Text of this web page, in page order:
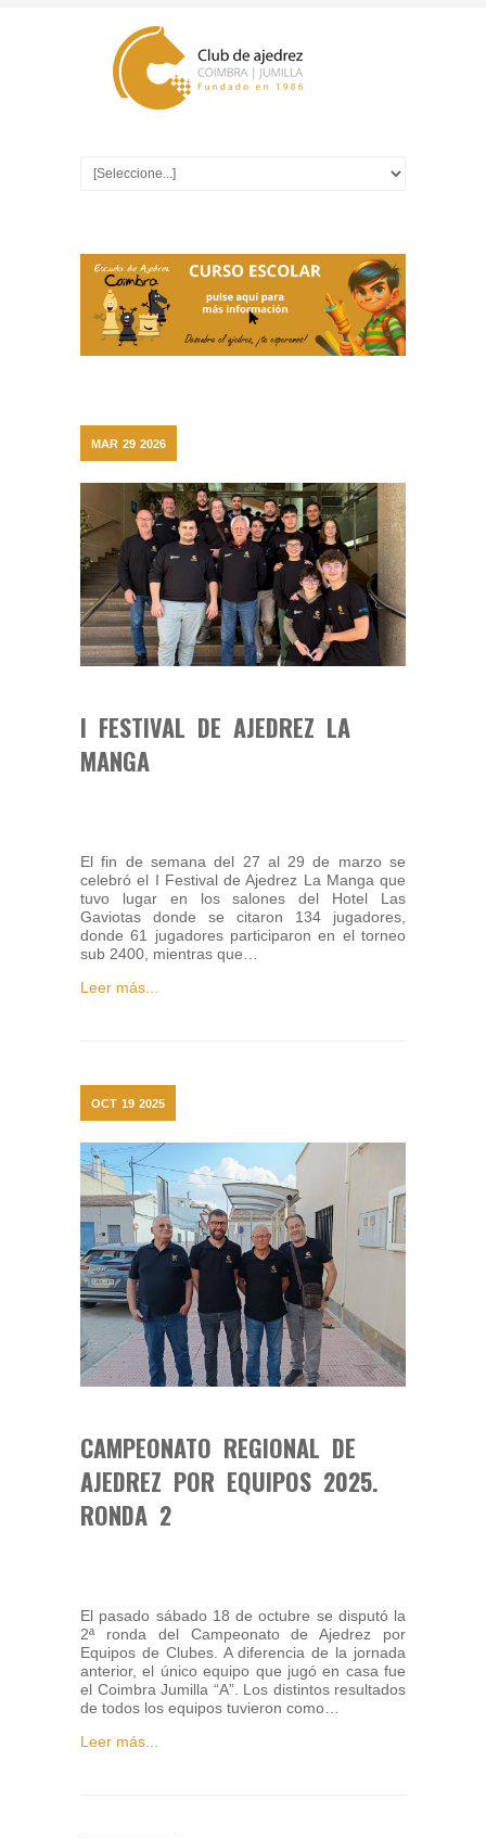
MAR 29 2026
I FESTIVAL DE AJEDREZ LA
MANGA
El fin de semana del 27 al 29 de marzo se
celebró el I Festival de Ajedrez La Manga que
tuvo lugar en los salones del Hotel Las
Gaviotas donde se citaron 134 jugadores,
donde 61 jugadores participaron en el torneo
sub 2400, mientras que…
Leer más...
OCT 19 2025
CAMPEONATO REGIONAL DE
AJEDREZ POR EQUIPOS 2025.
RONDA 2
El pasado sábado 18 de octubre se disputó la
2ª ronda del Campeonato de Ajedrez por
Equipos de Clubes. A diferencia de la jornada
anterior, el único equipo que jugó en casa fue
el Coimbra Jumilla “A”. Los distintos resultados
de todos los equipos tuvieron como…
Leer más...